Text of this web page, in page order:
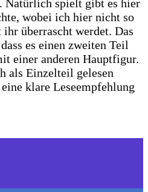
Natürlich spielt gibt es hier
wobei ich hier nicht so
überrascht werdet. Das
es einen zweiten Teil
einer anderen Hauptfigur.
als Einzelteil gelesen
klare Leseempfehlung